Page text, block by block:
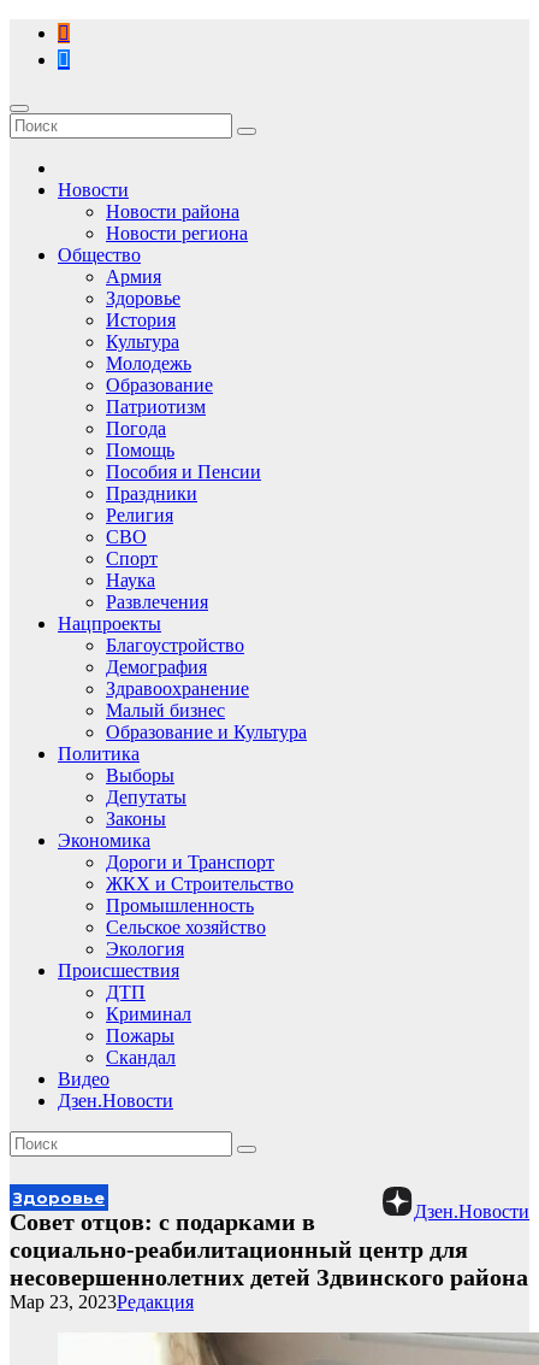
Перейти
содержимому
Новости
Новости района
Новости региона
Общество
Армия
Здоровье
История
Культура
Молодежь
Образование
Патриотизм
Погода
Помощь
Пособия и Пенсии
Праздники
Религия
СВО
Спорт
Наука
Развлечения
Нацпроекты
Благоустройство
Демография
Здравоохранение
Малый бизнес
Образование и Культура
Политика
Выборы
Депутаты
Законы
Экономика
Дороги и Транспорт
ЖКХ и Строительство
Промышленность
Сельское хозяйство
Экология
Происшествия
ДТП
Криминал
Пожары
Скандал
Видео
Дзен.Новости
Дзен.Новости
Здоровье
Совет отцов: с подарками в
социально-реабилитационный центр для
несовершеннолетних детей Здвинского района
Редакция
Мар 23, 2023